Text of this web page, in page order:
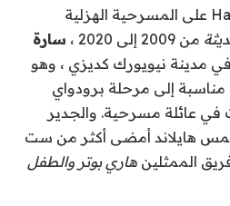
اشتهر بلعب Haley Dunphy على المسرحية الهزلية
من 2009 إلى 2020 ،
سارة
مدينة نيويورك كديزي ، وهو
مناسبة إلى مرحلة برودواي
في عائلة مسرحية. والجدير
جيمس هايلاند أمضى أكثر من ست
الممثلين هاري بوتر والطفل